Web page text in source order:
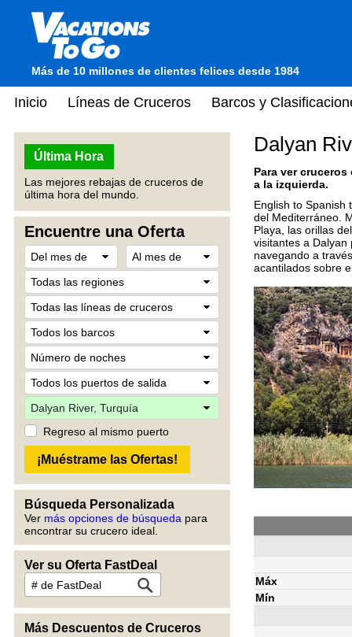
Más de 10 millones de clientes felices desde 1984
Inicio Líneas de Cruceros Barcos y
Última Hora
Las mejores rebajas de cruceros de
última hora del mundo.
Encuentre una Oferta
Regreso al mismo puerto
Búsqueda Personalizada
Ver más opciones de búsqueda para
encontrar su crucero ideal.
Ver su Oferta FastDeal
Más Descuentos de Cruceros
Dalyan
Para ver
a la izquierda.
English to Spanish
del Mediterráneo.
Playa, las orillas
visitantes a
navegando a
acantilados sobre
Máx
Mín